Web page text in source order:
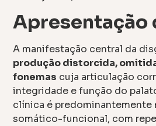
Apresentação
A manifestação central da
produção distorcida,
fonemas cuja articulação
integridade e função do
clínica é predominantemente
somático-funcional, com